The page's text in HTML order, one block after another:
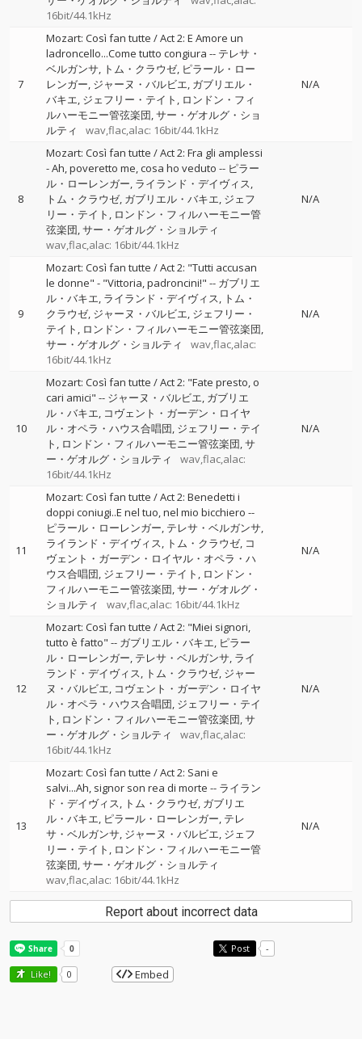
16bit/44.1kHz
7
Mozart: Così fan tutte / Act 2: E Amore un
ladroncello...Come tutto congiura -- テレサ・
ベルガンサ
トム・クラウゼ ピラール・ロー
レンガー ジャーヌ・バルビエ ガブリエル・
バキエ ジェフリー・テイト
ロンドン・フィ
ルハーモニー管弦楽団 サー・ゲオルグ・ショ
ルティ
wav,flac,alac: 16bit/44.1kHz
N/A
8
Mozart: Così fan tutte / Act 2: Fra gli amplessi
- Ah, poveretto me, cosa ho veduto -- ピラー
ル・ローレンガー ライランド・デイヴィス
トム・クラウゼ ガブリエル・バキエ ジェフ
リー・テイト
ロンドン・フィルハーモニー管
弦楽団 サー・ゲオルグ・ショルティ
wav,flac,alac: 16bit/44.1kHz
N/A
9
Mozart: Così fan tutte / Act 2: "Tutti accusan
le donne" - "Vittoria, padroncini!" -- ガブリエ
ル・バキエ ライランド・デイヴィス
トム・
クラウゼ ジャーヌ・バルビエ ジェフリー・
テイト
ロンドン・フィルハーモニー管弦楽団
サー・ゲオルグ・ショルティ
wav,flac,alac:
16bit/44.1kHz
N/A
10
Mozart: Così fan tutte / Act 2: "Fate presto, o
cari amici" -- ジャーヌ・バルビエ ガブリエ
ル・バキエ コヴェント・ガーデン・ロイヤ
ル・オペラ・ハウス合唱団 ジェフリー・テイ
ト
ロンドン・フィルハーモニー管弦楽団 サ
ー・ゲオルグ・ショルティ
wav,flac,alac:
16bit/44.1kHz
N/A
11
Mozart: Così fan tutte / Act 2: Benedetti i
doppi coniugi..E nel tuo, nel mio bicchiero --
ピラール・ローレンガー テレサ・ベルガンサ
ライランド・デイヴィス
トム・クラウゼ コ
ヴェント・ガーデン・ロイヤル・オペラ・ハ
ウス合唱団 ジェフリー・テイト
ロンドン・
フィルハーモニー管弦楽団 サー・ゲオルグ・
ショルティ
wav,flac,alac: 16bit/44.1kHz
N/A
12
Mozart: Così fan tutte / Act 2: "Miei signori,
tutto è fatto" -- ガブリエル・バキエ ピラー
ル・ローレンガー テレサ・ベルガンサ ライ
ランド・デイヴィス
トム・クラウゼ ジャー
ヌ・バルビエ コヴェント・ガーデン・ロイヤ
ル・オペラ・ハウス合唱団 ジェフリー・テイ
ト
ロンドン・フィルハーモニー管弦楽団 サ
ー・ゲオルグ・ショルティ
wav,flac,alac:
16bit/44.1kHz
N/A
13
Mozart: Così fan tutte / Act 2: Sani e
salvi...Ah, signor son rea di morte -- ライラン
ド・デイヴィス
トム・クラウゼ ガブリエ
ル・バキエ ピラール・ローレンガー テレ
サ・ベルガンサ ジャーヌ・バルビエ ジェフ
リー・テイト
ロンドン・フィルハーモニー管
弦楽団 サー・ゲオルグ・ショルティ
wav,flac,alac: 16bit/44.1kHz
N/A
Report about incorrect data
Post -
Like! 0 Embed